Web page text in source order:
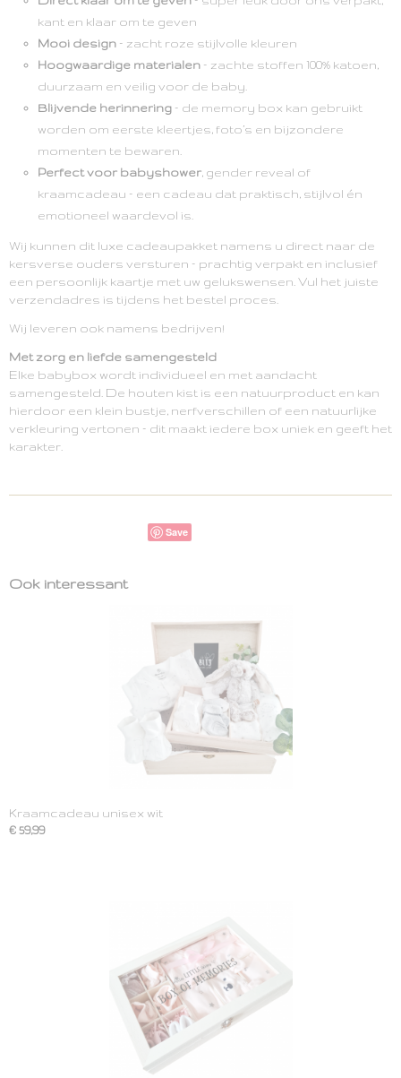
kant en klaar om te geven
Mooi design – zacht roze stijlvolle kleuren
Hoogwaardige materialen – zachte stoffen 100% katoen,
duurzaam en veilig voor de baby.
Blijvende herinnering – de memory box kan gebruikt
worden om eerste kleertjes, foto’s en bijzondere
momenten te bewaren.
Perfect voor babyshower , gender reveal of
kraamcadeau – een cadeau dat praktisch, stijlvol én
emotioneel waardevol is.
Wij kunnen dit luxe cadeaupakket namens u direct naar de
kersverse ouders versturen – prachtig verpakt en inclusief
een persoonlijk kaartje met uw gelukswensen. Vul het juiste
verzendadres is tijdens het bestel proces.
Wij leveren ook namens bedrijven!
Met zorg en liefde samengesteld
Elke babybox wordt individueel en met aandacht
samengesteld. De houten kist is een natuurproduct en kan
hierdoor een klein bustje, nerfverschillen of een natuurlijke
verkleuring vertonen – dit maakt iedere box uniek en geeft het
karakter.
Save
Ook interessant
Kraamcadeau unisex wit
€ 59,99